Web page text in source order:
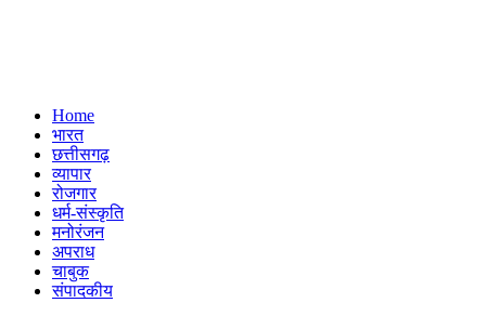
Home
भारत
छत्तीसगढ़
व्यापार
रोजगार
धर्म-संस्कृति
मनोरंजन
अपराध
चाबुक
संपादकीय